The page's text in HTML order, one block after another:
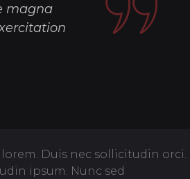
magna
Duis nec sollicitudin orci.
ipsum. Nunc sed